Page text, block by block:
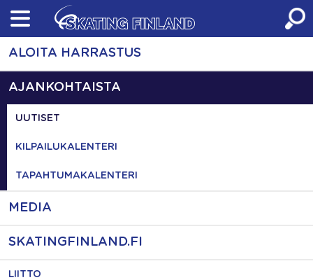
Skip
content
ALOITA HARRASTUS
AJANKOHTAISTA
UUTISET
KILPAILUKALENTERI
TAPAHTUMAKALENTERI
MEDIA
SKATINGFINLAND.FI
LIITTO